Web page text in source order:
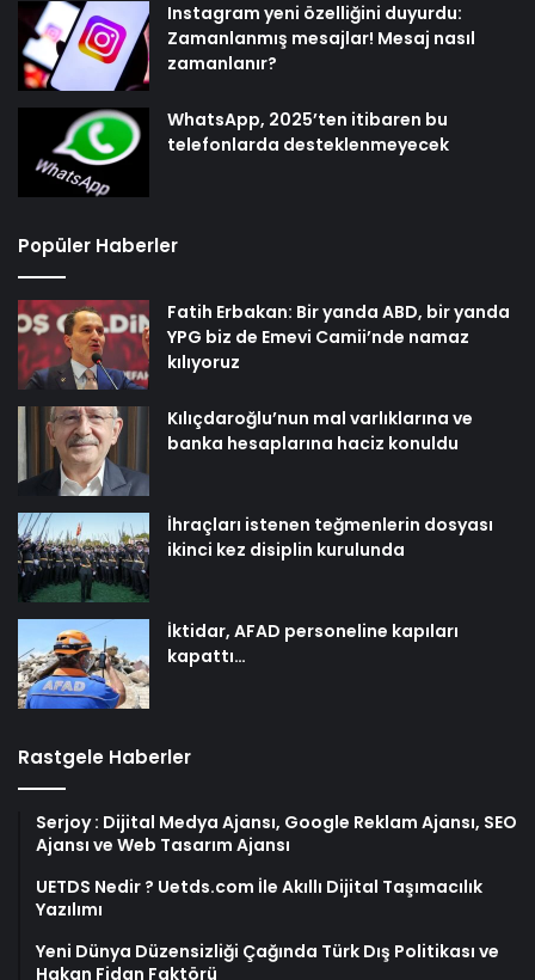
Instagram yeni özelliğini duyurdu:
Zamanlanmış mesajlar! Mesaj nasıl
zamanlanır?
WhatsApp, 2025’ten itibaren bu
telefonlarda desteklenmeyecek
Popüler Haberler
Fatih Erbakan: Bir yanda ABD, bir yanda
YPG biz de Emevi Camii’nde namaz
kılıyoruz
Kılıçdaroğlu’nun mal varlıklarına ve
banka hesaplarına haciz konuldu
İhraçları istenen teğmenlerin dosyası
ikinci kez disiplin kurulunda
İktidar, AFAD personeline kapıları
kapattı…
Rastgele Haberler
Serjoy : Dijital Medya Ajansı, Google Reklam Ajansı, SEO
Ajansı ve Web Tasarım Ajansı
UETDS Nedir ? Uetds.com İle Akıllı Dijital Taşımacılık
Yazılımı
Yeni Dünya Düzensizliği Çağında Türk Dış Politikası ve
Hakan Fidan Faktörü